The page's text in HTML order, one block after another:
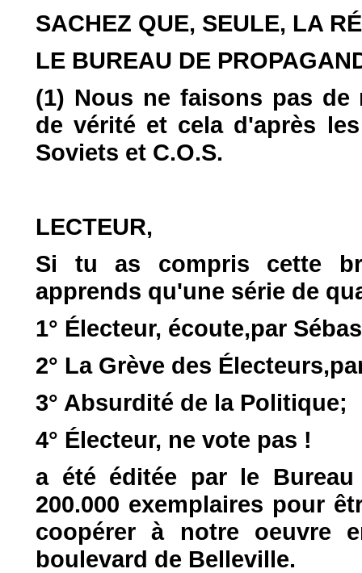
SACHEZ QUE, SEULE, LA
LE BUREAU DE
(1) Nous ne faisons pas
de vérité et cela d'après
Soviets et C.O.S.
LECTEUR,
Si tu as compris cette
apprends qu'une série de
1° Électeur, écoute,par
2° La Grève des
3° Absurdité de la Politique;
4° Électeur, ne vote pas !
a été éditée par le Bureau
200.000 exemplaires pour
coopérer à notre oeuvre
boulevard de Belleville.